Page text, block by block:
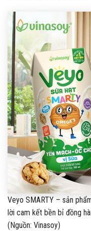
Veyo SMARTY – sản
lời cam kết bền bỉ đồng
(Nguồn: Vinasoy)